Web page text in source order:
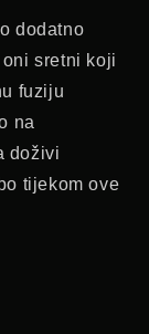
dodatno
sretni koji
fuziju
na
doživi
tijekom ove